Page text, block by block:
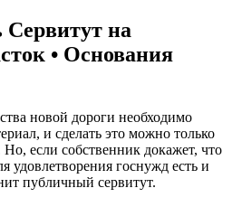
Сервитут на
• Основания
новой дороги необходимо
и сделать это можно только
Но, если собственник докажет, что
удовлетворения госнужд есть и
публичный сервитут.